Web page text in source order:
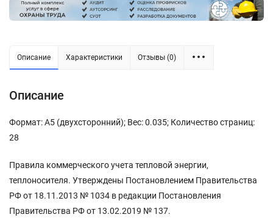
Описание Характеристики Отзывы (0)
Описание
Формат: А5 (двухсторонний); Вес: 0.035; Количество страниц:
28
Правила коммерческого учета тепловой энергии,
теплоносителя. Утверждены Постановлением Правительства
РФ от 18.11.2013 № 1034 в редакции Постановления
Правительства РФ от 13.02.2019 № 137.